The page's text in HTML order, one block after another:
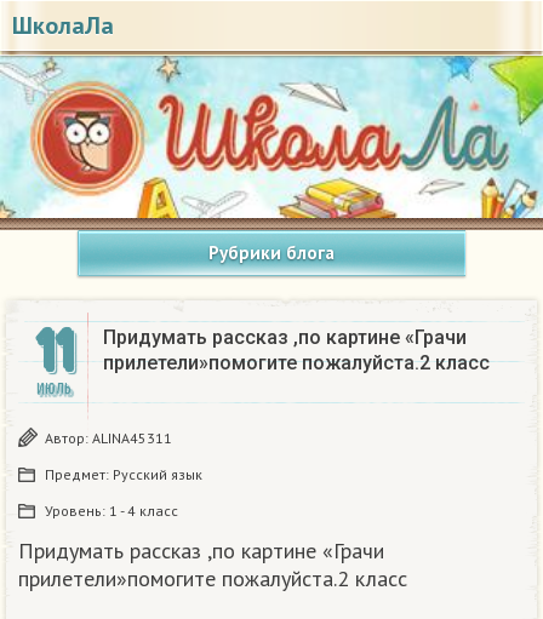
ШколаЛа
Рубрики блога
11
ИЮЛЬ
Придумать рассказ ,по картине «Грачи
прилетели»помогите пожалуйста.2 класс
Автор: ALINA45311
Предмет: Русский язык
Уровень: 1 - 4 класс
Придумать рассказ ,по картине «Грачи
прилетели»помогите пожалуйста.2 класс